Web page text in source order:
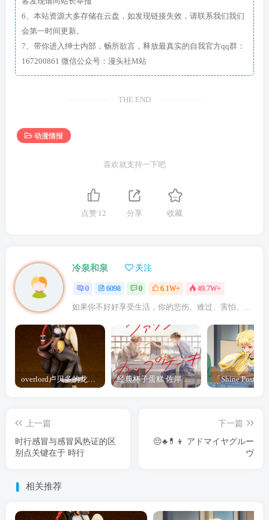
6、本站资源大多存储在云盘，如发现链接失效，请联系我们我们
会第一时间更新。
7、带你进入绅士内部，畅所欲言，释放最真实的自我官方qq群：
167200861 微信公众号：漫头社M站
THE END
动漫情报
喜欢就支持一下吧
点赞 12 分享 收藏
冷泉和泉 关注
0 6098 0 6.1W+ 49.7W+
如果你不好好享受生活，你的悲伤、难过、害怕、羞愧和内疚会代替你享受
overlord卢贝多的龙王谁厉害 「Overlord」露普斯蕾琪娜·贝塔手办开订 经典杯子蛋糕 佐岸 漫画「经典杯子蛋糕」宣布真人日剧化
上一篇
时行感冒与感冒风热证的区
别点关键在于 時行
下一篇
😔♣️💊👦 アドマイヤグルー
ヴ
相关推荐